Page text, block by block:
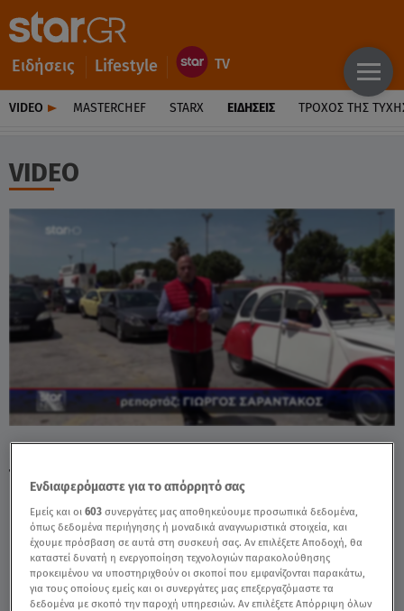
Ειδήσεις Lifestyle
VIDEO MASTERCHEF STARX ΕΙΔΉΣΕΙΣ ΤΡΟΧΌΣ ΤΗΣ
VIDEO
Τριήμερο - Video
Ενδιαφερόμαστε για το απόρρητό σας
Εμείς και οι603 συνεργάτες μας αποθηκεύουμε προσωπικά δεδομένα,
όπως δεδομένα περιήγησης ή μοναδικά αναγνωριστικά στοιχεία, και
έχουμε πρόσβαση σε αυτά στη συσκευή σας. Αν επιλέξετε Αποδοχή, θα
καταστεί δυνατή η ενεργοποίηση τεχνολογιών παρακολούθησης
προκειμένου να υποστηριχθούν οι σκοποί που εμφανίζονται παρακάτω,
για τους οποίους εμείς και οι συνεργάτες μας επεξεργαζόμαστε τα
δεδομένα με σκοπό την παροχή υπηρεσιών. Αν επιλέξετε Απόρριψη όλων